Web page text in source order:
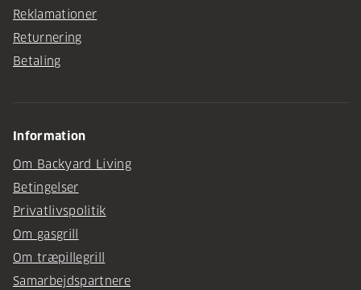
Reklamationer
Returnering
Betaling
Information
Om Backyard Living
Betingelser
Privatlivspolitik
Om gasgrill
Om træpillegrill
Samarbejdspartnere